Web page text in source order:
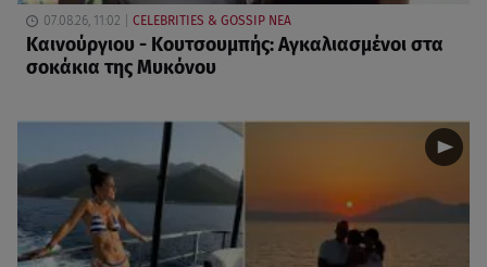
07.08.26, 11:02 CELEBRITIES & GOSSIP ΝΕΑ
Καινούργιου - Κουτσουμπής: Αγκαλιασμένοι στα
σοκάκια της Μυκόνου